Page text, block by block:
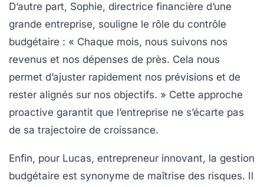
D’autre part, Sophie, directrice financière d’une
grande entreprise, souligne le rôle du contrôle
budgétaire : « Chaque mois, nous suivons nos
revenus et nos dépenses de près. Cela nous
permet d’ajuster rapidement nos prévisions et de
rester alignés sur nos objectifs. » Cette approche
proactive garantit que l’entreprise ne s’écarte pas
de sa trajectoire de croissance.
Enfin, pour Lucas, entrepreneur innovant, la gestion
budgétaire est synonyme de maîtrise des risques. Il